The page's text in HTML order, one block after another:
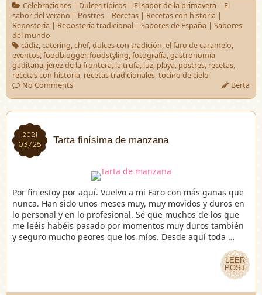
Celebraciones| Dulces típicos| El sabor de la primavera | El
sabor del verano | Postres | Recetas | Recetas con historia |
Repostería | Repostería tradicional | Sabores de España | Sabores
del mundo
cádiz,catering,chef,dulces con tradición,el faro de caramelo,
eventos,foodblogger,foodstyling,fotografía,gastronomía
gaditana, jerez de la frontera, la trufa, luz, playa, postres, recetas,
recetas con historia, recetas tradicionales,tocino de cielo
No Comments
Berta
2021
03/25
2021
03/25 Tarta finísima de manzana
Por fin estoy por aquí. Vuelvo a mi Faro con más ganas que
nunca. Han sido unos meses muy, muy movidos y duros en
lo personal y en lo profesional. Sé que muchos de los que
me leéis habéis pasado por momentos muy duros también
y seguro mucho peores que los míos. Desde aquí toda …
LEER
POST
LEER
POST